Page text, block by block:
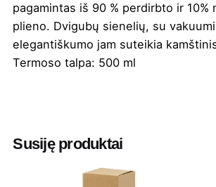
pagamintas iš 90 % perdirbto ir 10%
plieno. Dvigubų sienelių, su
elegantiškumo jam suteikia
Termoso talpa: 500 ml
6.5 cm
Susiję produktai